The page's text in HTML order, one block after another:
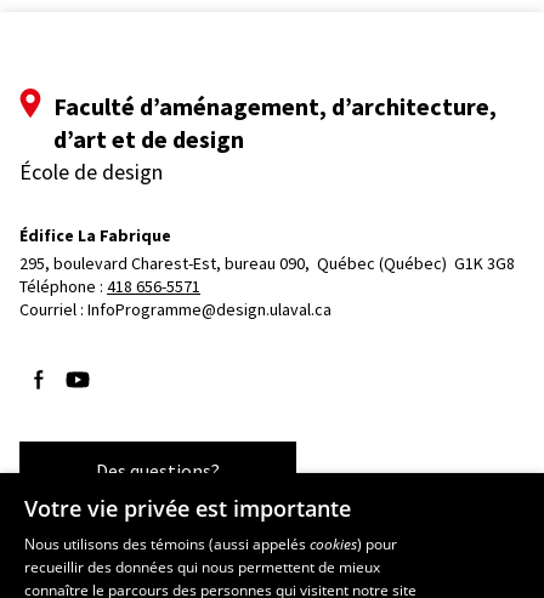
Faculté d’aménagement, d’architecture,
d’art et de design
École de design
Édifice La Fabrique
295, boulevard Charest-Est, bureau 090, Québec (Québec)  G1K 3G8
Téléphone : 418 656-5571
Courriel : InfoProgramme@design.ulaval.ca
Suivez-nous sur Facebook
Suivez-nous sur YouTube
Des questions?
Les écoles et la recherche
Votre vie privée est importante
Nous utilisons des témoins (aussi appeléscookies) pour
recueillir des données qui nous permettent de mieux
connaître le parcours des personnes qui visitent notre site